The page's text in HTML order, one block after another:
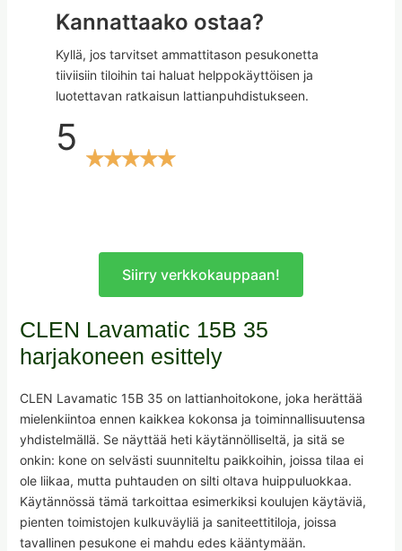
Kannattaako ostaa?
Kyllä, jos tarvitset ammattitason pesukonetta
tiiviisiin tiloihin tai haluat helppokäyttöisen ja
luotettavan ratkaisun lattianpuhdistukseen.
5
Siirry verkkokauppaan!
CLEN Lavamatic 15B 35
harjakoneen esittely
CLEN Lavamatic 15B 35 on lattianhoitokone, joka herättää
mielenkiintoa ennen kaikkea kokonsa ja toiminnallisuutensa
yhdistelmällä. Se näyttää heti käytännölliseltä, ja sitä se
onkin: kone on selvästi suunniteltu paikkoihin, joissa tilaa ei
ole liikaa, mutta puhtauden on silti oltava huippuluokkaa.
Käytännössä tämä tarkoittaa esimerkiksi koulujen käytäviä,
pienten toimistojen kulkuväyliä ja saniteettitiloja, joissa
tavallinen pesukone ei mahdu edes kääntymään.